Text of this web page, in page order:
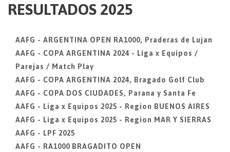
RESULTADOS 2025
AAFG - ARGENTINA OPEN RA1000, Praderas de Lujan
AAFG - COPA ARGENTINA 2024 - Liga x Equipos /
Parejas / Match Play
AAFG - COPA ARGENTINA 2024, Bragado Golf Club
AAFG - COPA DOS CIUDADES, Parana y Santa Fe
AAFG - Liga x Equipos 2025 - Region BUENOS AIRES
AAFG - Liga x Equipos 2025 - Region MAR Y SIERRAS
AAFG - LPF 2025
AAFG - RA1000 BRAGADITO OPEN